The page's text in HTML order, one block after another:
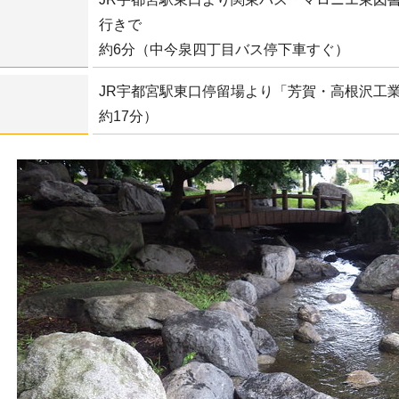
行きで
約6分（中今泉四丁目バス停下車すぐ）
JR宇都宮駅東口停留場より「芳賀・高根沢工
約17分）